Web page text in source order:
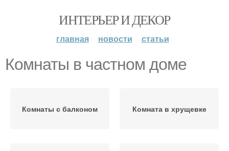
ИНТЕРЬЕР И ДЕКОР
главная новости статьи
Комнаты в частном доме
Комнаты с балконом Комната в хрущевке